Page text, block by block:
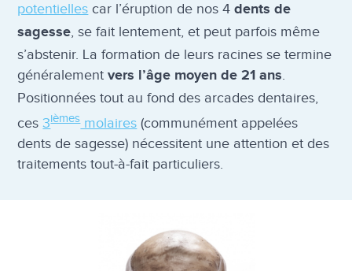
potentielles car l’éruption de nos 4dents de
sagesse, se fait lentement, et peut parfois même
s’abstenir. La formation de leurs racines se termine
généralementvers l’âge moyen de 21 ans.
Positionnées tout au fond des arcades dentaires,
ces3ièmesmolaires (communément appelées
dents de sagesse) nécessitent une attention et des
traitements tout-à-fait particuliers.